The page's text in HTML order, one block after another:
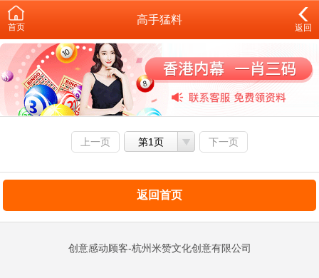
首页
高手猛料
返回
上一页 第1页 下一页
返回首页
创意感动顾客-杭州米赞文化创意有限公司